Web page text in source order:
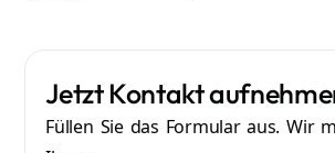
Jetzt Kontakt
Füllen Sie das Formular aus. Wir